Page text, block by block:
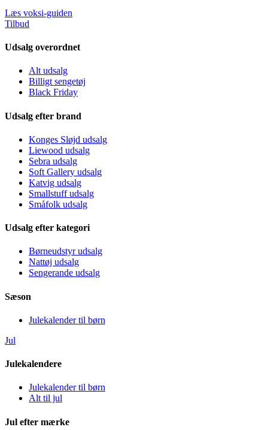
Læs voksi-guiden
Tilbud
Udsalg overordnet
Alt udsalg
Billigt sengetøj
Black Friday
Udsalg efter brand
Konges Sløjd udsalg
Liewood udsalg
Sebra udsalg
Soft Gallery udsalg
Katvig udsalg
Smallstuff udsalg
Småfolk udsalg
Udsalg efter kategori
Børneudstyr udsalg
Nattøj udsalg
Sengerande udsalg
Sæson
Julekalender til børn
Jul
Julekalendere
Julekalender til børn
Alt til jul
Jul efter mærke